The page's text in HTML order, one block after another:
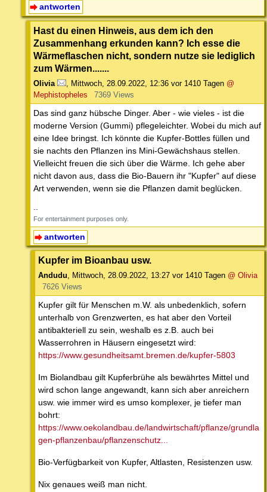
antworten
Hast du einen Hinweis, aus dem ich den
Zusammenhang erkunden kann? Ich esse die
Wärmeflaschen nicht, sondern nutze sie lediglich
zum Wärmen.......
Olivia Mittwoch, 28.09.2022, 12:36 vor 1410 Tagen @
Mephistopheles
7369 Views
Das sind ganz hübsche Dinger. Aber - wie vieles - ist die
moderne Version (Gummi) pflegeleichter. Wobei du mich auf
eine Idee bringst. Ich könnte die Kupfer-Bottles füllen und
sie nachts den Pflanzen ins Mini-Gewächshaus stellen.
Vielleicht freuen die sich über die Wärme. Ich gehe aber
nicht davon aus, dass die Bio-Bauern ihr "Kupfer" auf diese
Art verwenden, wenn sie die Pflanzen damit beglücken.
--
For entertainment purposes only.
antworten
Kupfer im Bioanbau usw.
Andudu, Mittwoch, 28.09.2022, 13:27 vor 1410 Tagen @ Olivia
7626 Views
Kupfer gilt für Menschen m.W. als unbedenklich, sofern
unterhalb von Grenzwerten, es hat aber den Vorteil
antibakteriell zu sein, weshalb es z.B. auch bei
Wasserrohren in Häusern eingesetzt wird:
https://www.gesundheitsamt.bremen.de/kupfer-5803
Im Biolandbau gilt Kupferbrühe als bewährtes Mittel und
wird schon lange angewandt, kann sich aber anreichern
usw. wie immer wird es umso komplexer, je tiefer man
bohrt:
https://www.oekolandbau.de/landwirtschaft/pflanze/grundla
gen-pflanzenbau/pflanzenschutz...
Bio-Verfügbarkeit von Kupfer, Altlasten, Resistenzen usw.
Nix genaues weiß man nicht.